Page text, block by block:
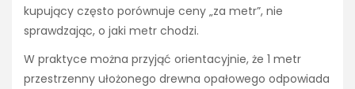
kupujący często porównuje ceny „za metr”, nie
sprawdzając, o jaki metr chodzi.
W praktyce można przyjąć orientacyjnie, że 1 metr
przestrzenny ułożonego drewna opałowego odpowiada